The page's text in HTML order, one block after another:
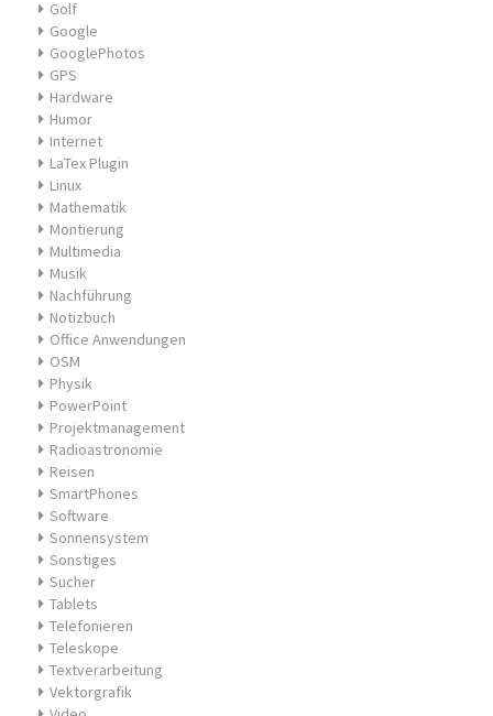
Golf
Google
GooglePhotos
GPS
Hardware
Humor
Internet
LaTex Plugin
Linux
Mathematik
Montierung
Multimedia
Musik
Nachführung
Notizbuch
Office Anwendungen
OSM
Physik
PowerPoint
Projektmanagement
Radioastronomie
Reisen
SmartPhones
Software
Sonnensystem
Sonstiges
Sucher
Tablets
Telefonieren
Teleskope
Textverarbeitung
Vektorgrafik